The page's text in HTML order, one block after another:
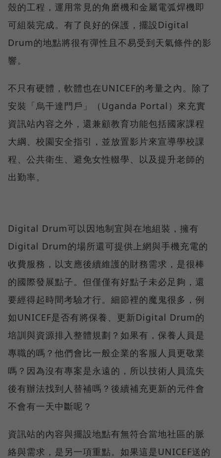
殼的工程，運用常見的角磨機和金屬電弧焊機即
可組裝完成。有了良好的保護，擺設Digital
Drum的地點將很有彈性且不易受到天氣條件的影
響。
不只有硬體，軟體也在UNICEF的考量之內。除了
安裝「烏干達門戶」（Uganda Portal）來充實
資訊站內容之外，還兼顧教育功能包括國家課程
大綱、校園安全指引，並放置影片來宣導學校課
程、公共衛生、避免女性輟學、以及提升老師的
出勤率。
Digital Drum可以因地制宜與在地組裝，擁有
Digital Drum的場所還可提供上網與手機充電的
收費服務，以支應後續維護的財務需求，是很棒
的國際發展點子。但僅僅有好點子未必足夠，還
要經得起時間考驗才行。細節裡的魔鬼很多，例
如UNICEF是否有將保養、更新Digital Drum的
培訓與資源排入整體規劃？如果有，保養人員是
專職的嗎？他們會比一般企業的客服人員更敬業
嗎？因為沒有專案是永遠的，所以技術人員流失
後有辦法找到人替補嗎？後續補充更新的元件會
不會有一天中斷呢？
資訊站的內容與擺設地點有無符合當地社區的脈
絡與需求，是另一項重點。如果這是UNICEF送的